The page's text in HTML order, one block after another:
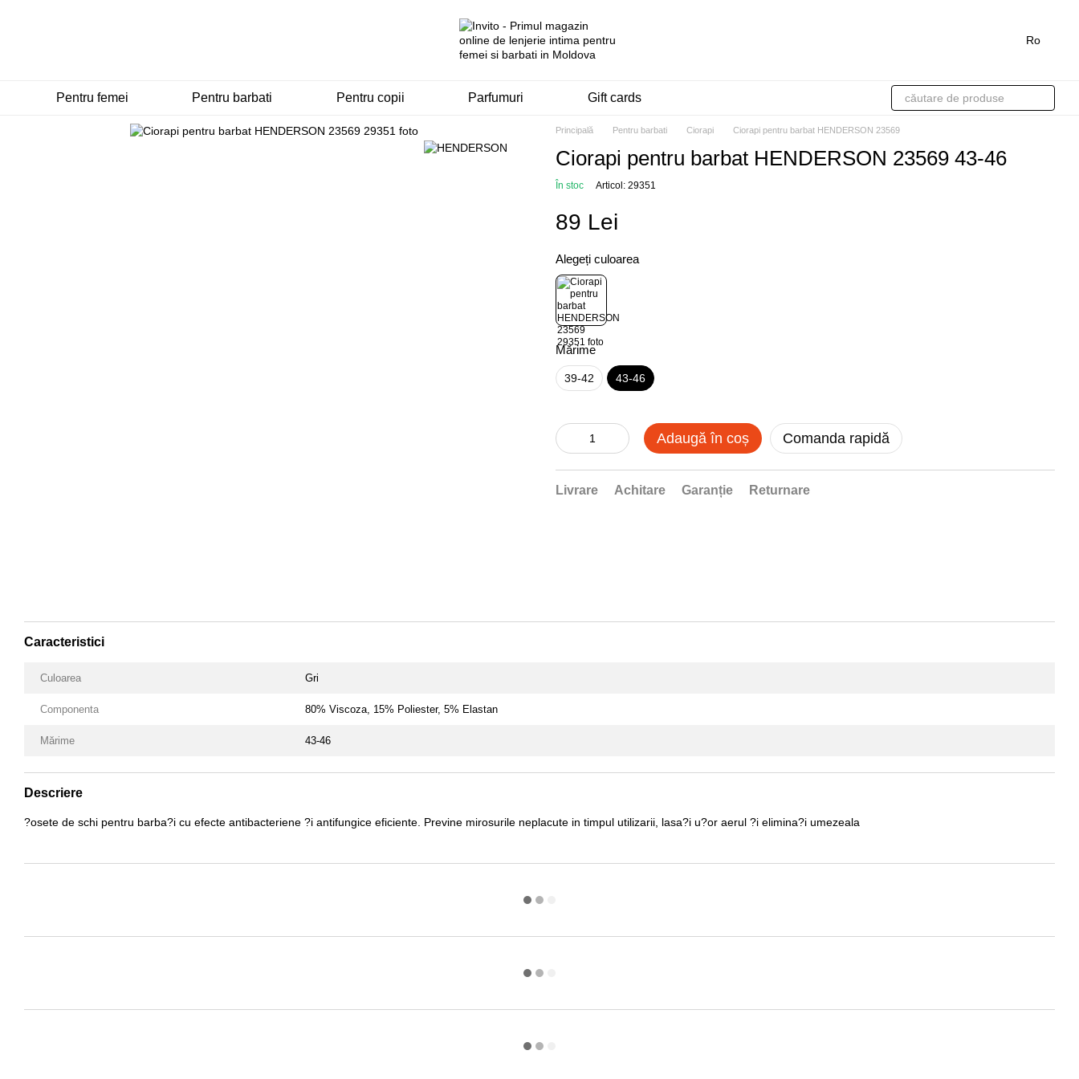
Ro
Pentru femei Pentru barbati Pentru copii Parfumuri Gift cards
Principală Pentru barbati Ciorapi Ciorapi pentru barbat HENDERSON 23569
Ciorapi pentru barbat HENDERSON 23569 43-46
În stoc Articol: 29351
89 Lei
Alegeți culoarea
Mărime
39-42 43-46
Adaugă în coș Comanda rapidă
Livrare Achitare Garanție Returnare
Caracteristici
Culoarea Gri
Componenta 80% Viscoza, 15% Poliester, 5% Elastan
Mărime 43-46
Descriere
?osete de schi pentru barba?i cu efecte antibacteriene ?i antifungice eficiente. Previne mirosurile neplacute in timpul utilizarii, lasa?i u?or aerul ?i elimina?i umezeala